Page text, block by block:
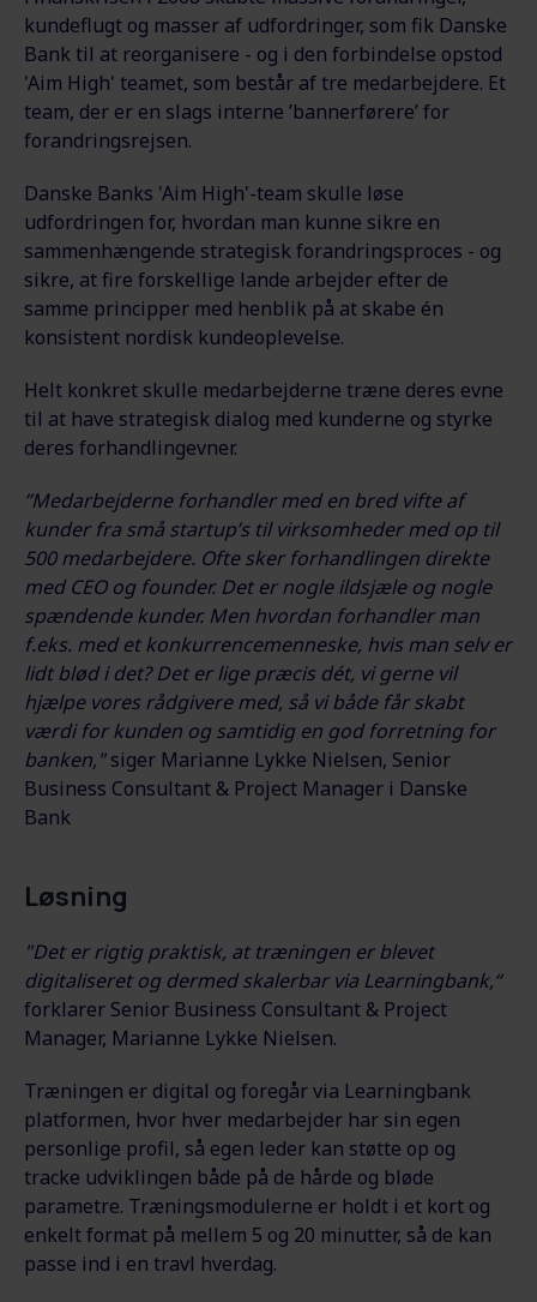
kundeflugt og masser af udfordringer, som fik Danske
Bank til at reorganisere - og i den forbindelse opstod
'Aim High' teamet, som består af tre medarbejdere. Et
team, der er en slags interne ’bannerførere’ for
forandringsrejsen.
Danske Banks 'Aim High'-team skulle løse
udfordringen for, hvordan man kunne sikre en
sammenhængende strategisk forandringsproces - og
sikre, at fire forskellige lande arbejder efter de
samme principper med henblik på at skabe én
konsistent nordisk kundeoplevelse.
Helt konkret skulle medarbejderne træne deres evne
til at have strategisk dialog med kunderne og styrke
deres forhandlingevner.
”Medarbejderne forhandler med en bred vifte af
kunder fra små startup’s til virksomheder med op til
500 medarbejdere. Ofte sker forhandlingen direkte
med CEO og founder. Det er nogle ildsjæle og nogle
spændende kunder. Men hvordan forhandler man
f.eks. med et konkurrencemenneske, hvis man selv er
lidt blød i det? Det er lige præcis dét, vi gerne vil
hjælpe vores rådgivere med, så vi både får skabt
værdi for kunden og samtidig en god forretning for
banken,"siger Marianne Lykke Nielsen, Senior
Business Consultant & Project Manager i Danske
Bank
Løsning
"Det er rigtig praktisk, at træningen er blevet
digitaliseret og dermed skalerbar via Learningbank,“
forklarer Senior Business Consultant & Project
Manager, Marianne Lykke Nielsen.
Træningen er digital og foregår via Learningbank
platformen, hvor hver medarbejder har sin egen
personlige profil, så egen leder kan støtte op og
tracke udviklingen både på de hårde og bløde
parametre. Træningsmodulerne er holdt i et kort og
enkelt format på mellem 5 og 20 minutter, så de kan
passe ind i en travl hverdag.